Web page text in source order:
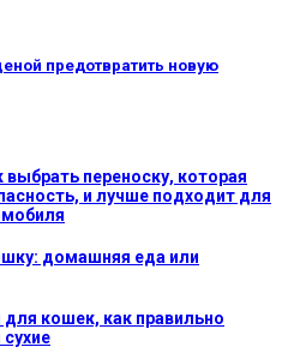
предотвратить новую
переноску, которая
и лучше подходит для
домашняя еда или
кошек, как правильно